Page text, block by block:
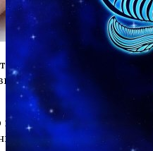
отойти от обычного
стили и дизайны на
каждую из нас
дизайном и